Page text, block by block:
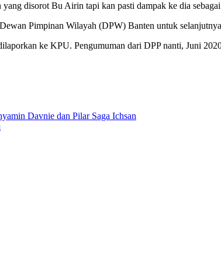
disorot Bu Airin tapi kan pasti dampak ke dia
Pimpinan Wilayah (DPW) Banten untuk
ke KPU. Pengumuman dari DPP nanti, Juni
Davnie dan Pilar Saga Ichsan